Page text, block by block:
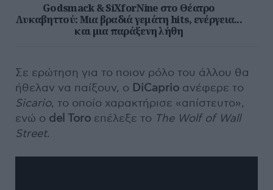
Godsmack & SiXforNine στο Θέατρο
Λυκαβηττού: Μια βραδιά γεμάτη hits, ενέργεια...
και μια παράξενη λήθη
Σε ερώτηση για το ποιον ρόλο του άλλου θα
ήθελαν να παίξουν, ο DiCaprio ανέφερε το
Sicario, το οποίο χαρακτήρισε «απίστευτο»,
ενώ ο del Toro επέλεξε το The Wolf of Wall
Street.